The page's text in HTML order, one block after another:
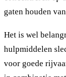
gaten houden
Het is wel
hulpmiddelen
voor goede